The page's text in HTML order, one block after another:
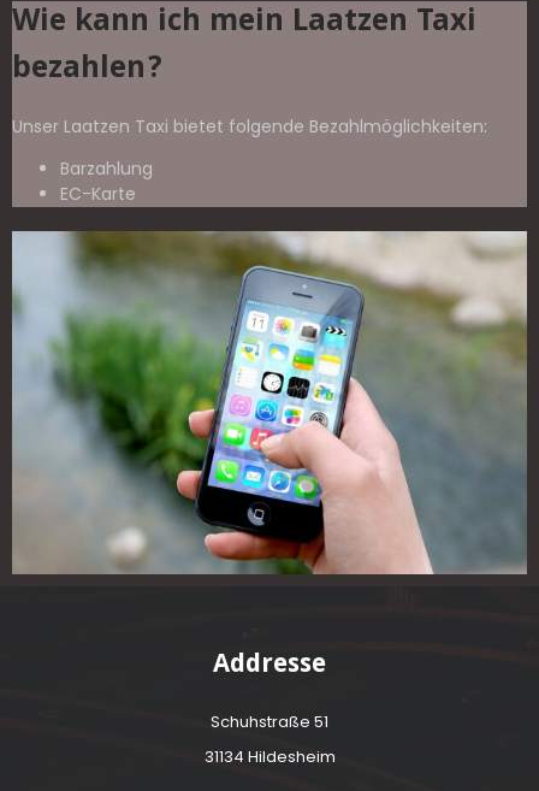
Wie kann ich mein Laatzen Taxi
bezahlen?
Unser Laatzen Taxi bietet folgende Bezahlmöglichkeiten:
Barzahlung
EC-Karte
Addresse
Schuhstraße 51
31134 Hildesheim